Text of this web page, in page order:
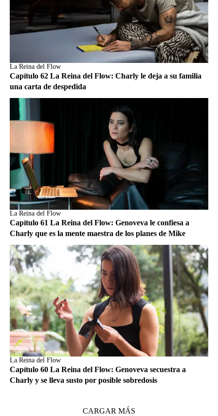
La Reina del Flow
Capítulo 62 La Reina del Flow: Charly le deja a su familia
una carta de despedida
La Reina del Flow
Capítulo 61 La Reina del Flow: Genoveva le confiesa a
Charly que es la mente maestra de los planes de Mike
La Reina del Flow
Capítulo 60 La Reina del Flow: Genoveva secuestra a
Charly y se lleva susto por posible sobredosis
CARGAR MÁS